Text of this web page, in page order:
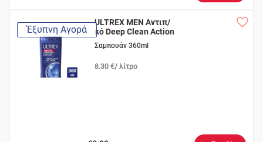
Έξυπνη Αγορά
ULTREX MEN Αντιπ/
κό Deep Clean Action
Σαμπουάν 360ml
8.30 €/ λίτρο